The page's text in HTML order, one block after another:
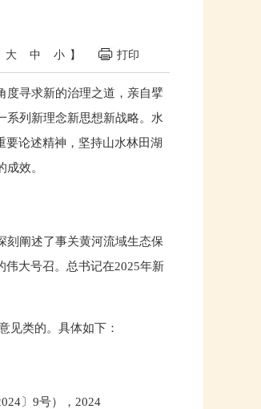
大 中 小 】 打印
度寻求新的治理之道，亲自擘
系列新理念新思想新战略。水
论述精神，坚持山水林田湖
效。
刻阐述了事关黄河流域生态保
伟大号召。总书记在2025年新
见类的。具体如下：
〕9号），2024